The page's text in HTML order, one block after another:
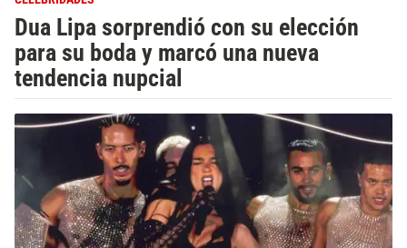
Dua Lipa sorprendió con su elección
para su boda y marcó una nueva
tendencia nupcial